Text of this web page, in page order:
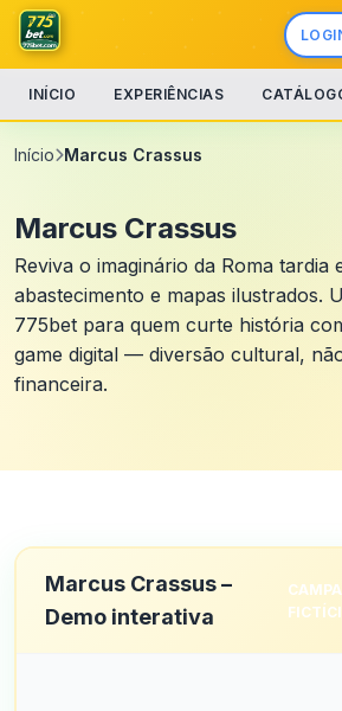
INÍCIO EXPERIÊNCIAS
Início Marcus Crassus
Marcus Crassus
Reviva o imaginário da Roma tardia
abastecimento e mapas ilustrados.
775bet para quem curte história
game digital — diversão cultural,
financeira.
Marcus Crassus –
Demo interativa